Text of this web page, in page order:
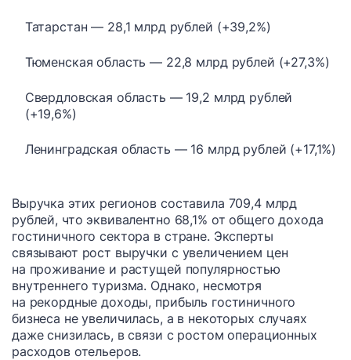
Татарстан — 28,1 млрд рублей (+39,2%)
Тюменская область — 22,8 млрд рублей (+27,3%)
Свердловская область — 19,2 млрд рублей
(+19,6%)
Ленинградская область — 16 млрд рублей (+17,1%)
Выручка этих регионов составила 709,4 млрд
рублей, что эквивалентно 68,1% от общего дохода
гостиничного сектора в стране. Эксперты
связывают рост выручки с увеличением цен
на проживание и растущей популярностью
внутреннего туризма. Однако, несмотря
на рекордные доходы, прибыль гостиничного
бизнеса не увеличилась, а в некоторых случаях
даже снизилась, в связи с ростом операционных
расходов отельеров.